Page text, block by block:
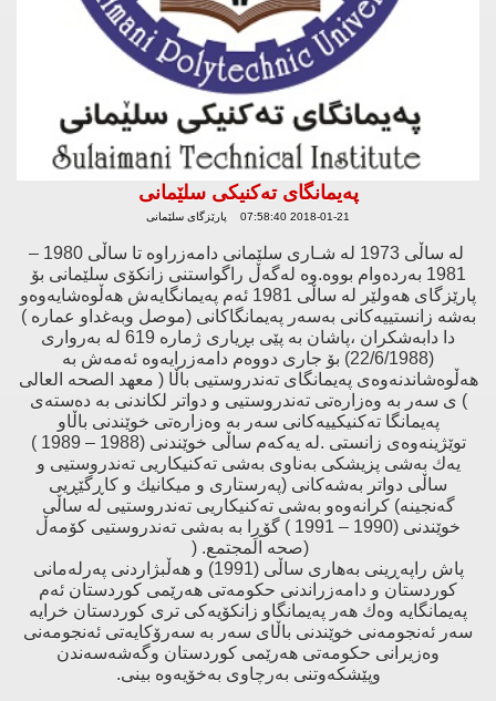
پەیمانگای تەكنیكی سلێمانی
2018-01-21 07:58:40 پارێزگای سلێمانی
لە ساڵی 1973 لە شـاری سلێمانی دامەزراوە تا ساڵی 1980 –
1981 بەردەوام بووە.وە لەگەڵ راگواستنی زانكۆی سلێمانی بۆ
پارێزگای هەولێر لە ساڵی 1981 ئەم پەیمانگایەش هەڵوەشایەوەو
بەشە زانستییەكانی بەسەر پەیمانگاكانی (موصل وبەغداو عمارە )
دا دابەشكران ،پاشان بە پێی بڕیاری ژمارە 619 لە بەرواری
(22/6/1988) بۆ جاری دووەم دامەزرایەوە ئەمەش بە
هەڵوەشاندنەوەی پەیمانگای تەندروستیی باڵا ( معهد الصحە العالی
) ی سەر بە وەزارەتی تەندروستیی و دواتر لكاندنی بە دەستەی
پەیمانگا تەكنیكییەكانی سەر بە وەزارەتی خوێندنی باڵاو
توێژینەوەی زانستی .لە یەكەم ساڵی خوێندنی (1988 – 1989 )
یەك بەشی پزیشكی بەناوی بەشی تەكنیكاریی تەندروستیی و
ساڵی دواتر بەشەكانی (پەرستاری و میكانیك و كاڕگێڕیی
گەنجینە) كرانەوەو بەشی تەكنیكاریی تەندروستیی لە ساڵی
خوێندنی (1990 – 1991 ) گۆڕِا بە بەشی تەندروستیی كۆمەڵ
(صحە المجتمع) .
پاش راپەڕینی بەهاری ساڵی (1991) و هەڵبژاردنی پەرلەمانی
كوردستان و دامەزراندنی حكومەتی هەرێمی كوردستان ئەم
پەیمانگایە وەك هەر پەیمانگاو زانكۆیەكی تری كوردستان خرایە
سەر ئەنجومەنی خوێندنی باڵای سەر بە سەرۆكایەتی ئەنجومەنی
وەزیرانی حكومەتی هەرێمی كوردستان وگەشەسەندن
وپێشكەوتنی بەرچاوی بەخۆیەوە بینی.